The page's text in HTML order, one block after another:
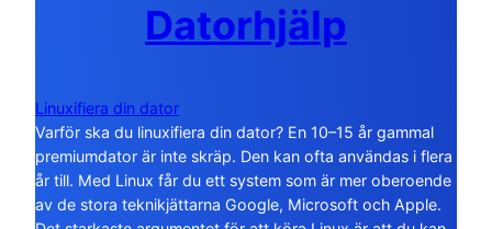
Datorhjälp
Linuxifiera din dator
Varför ska du linuxifiera din dator? En 10–15 år gammal
premiumdator är inte skräp. Den kan ofta användas i flera
år till. Med Linux får du ett system som är mer oberoende
av de stora teknikjättarna Google, Microsoft och Apple.